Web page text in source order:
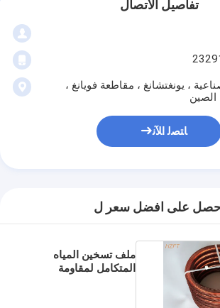
تفاصيل الاتصال
، يونغتشانغ ، مقاطعة فويانغ ،
الصين
ﺎﺘﺼﻟ ﺍﻶﻧ
على افضل سعر ل
ملف تسخين المياه
المتكامل لمقاومة